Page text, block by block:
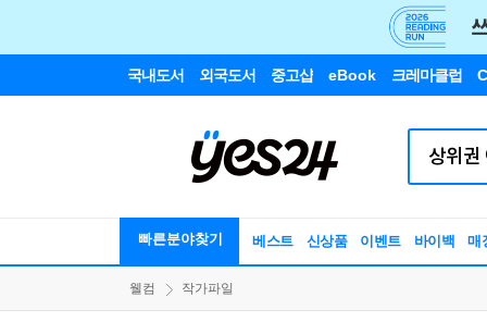
국내도서 외국도서 중고샵 eBook 크레마클럽
빠른분야찾기 베스트 신상품 이벤트 바이백 매
웰컴 작가파일